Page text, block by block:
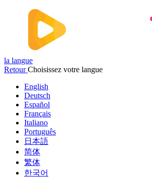
la langue
Retour Choisissez votre langue
English
Deutsch
Español
Français
Italiano
Português
日本語
简体
繁体
한국어